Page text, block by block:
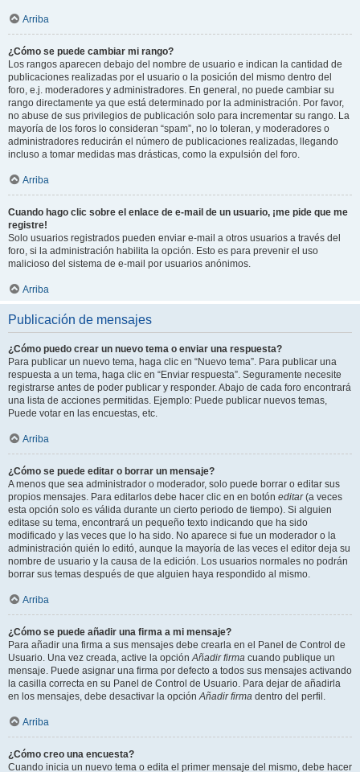
Arriba
¿Cómo se puede cambiar mi rango?
Los rangos aparecen debajo del nombre de usuario e indican la cantidad de
publicaciones realizadas por el usuario o la posición del mismo dentro del
foro, e.j. moderadores y administradores. En general, no puede cambiar su
rango directamente ya que está determinado por la administración. Por favor,
no abuse de sus privilegios de publicación solo para incrementar su rango. La
mayoría de los foros lo consideran “spam”, no lo toleran, y moderadores o
administradores reducirán el número de publicaciones realizadas, llegando
incluso a tomar medidas mas drásticas, como la expulsión del foro.
Arriba
Cuando hago clic sobre el enlace de e-mail de un usuario, ¡me pide que me
registre!
Solo usuarios registrados pueden enviar e-mail a otros usuarios a través del
foro, si la administración habilita la opción. Esto es para prevenir el uso
malicioso del sistema de e-mail por usuarios anónimos.
Arriba
Publicación de mensajes
¿Cómo puedo crear un nuevo tema o enviar una respuesta?
Para publicar un nuevo tema, haga clic en “Nuevo tema”. Para publicar una
respuesta a un tema, haga clic en “Enviar respuesta”. Seguramente necesite
registrarse antes de poder publicar y responder. Abajo de cada foro encontrará
una lista de acciones permitidas. Ejemplo: Puede publicar nuevos temas,
Puede votar en las encuestas, etc.
Arriba
¿Cómo se puede editar o borrar un mensaje?
A menos que sea administrador o moderador, solo puede borrar o editar sus
propios mensajes. Para editarlos debe hacer clic en en botón editar(a veces
esta opción solo es válida durante un cierto periodo de tiempo). Si alguien
editase su tema, encontrará un pequeño texto indicando que ha sido
modificado y las veces que lo ha sido. No aparece si fue un moderador o la
administración quién lo editó, aunque la mayoría de las veces el editor deja su
nombre de usuario y la causa de la edición. Los usuarios normales no podrán
borrar sus temas después de que alguien haya respondido al mismo.
Arriba
¿Cómo se puede añadir una firma a mi mensaje?
Para añadir una firma a sus mensajes debe crearla en el Panel de Control de
Usuario. Una vez creada, active la opciónAñadir firma cuando publique un
mensaje. Puede asignar una firma por defecto a todos sus mensajes activando
la casilla correcta en su Panel de Control de Usuario. Para dejar de añadirla
en los mensajes, debe desactivar la opciónAñadir firma dentro del perfil.
Arriba
¿Cómo creo una encuesta?
Cuando inicia un nuevo tema o edita el primer mensaje del mismo, debe hacer